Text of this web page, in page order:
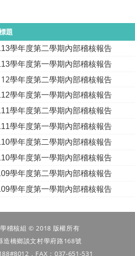
題
學年度第二學期內部稽核報告
學年度第一學期內部稽核報告
學年度第二學期內部稽核報告
學年度第一學期內部稽核報告
學年度第二學期內部稽核報告
學年度第一學期內部稽核報告
學年度第二學期內部稽核報告
學年度第一學期內部稽核報告
學年度第二學期內部稽核報告
學年度第一學期內部稽核報告
稽核組 © 2018 版權所有
造橋鄉談文村學府路168號
．FAX：037-651-531